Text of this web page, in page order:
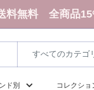
料無料 全商品
すべてのカテゴ
ド別 コレクショ